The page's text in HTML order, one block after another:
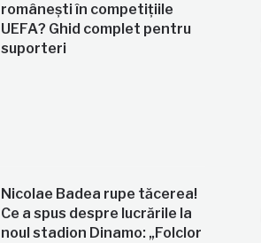
românești în competițiile
UEFA? Ghid complet pentru
suporteri
Nicolae Badea rupe tăcerea!
Ce a spus despre lucrările la
noul stadion Dinamo: „Folclor